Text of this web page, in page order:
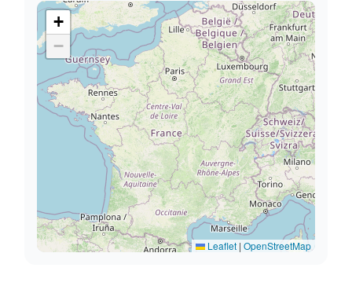
+
−
Leaflet | OpenStreetMap